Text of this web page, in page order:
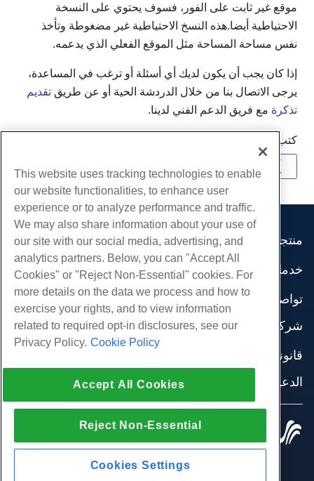
موقع غير ثابت على الفور، فسوف يحتوي على النسخة
الاحتياطية أيضا.هذه النسخ الاحتياطية غير مضغوطة وتأخذ
نفس مساحة المساحة مثل الموقع الفعلي الذي يدعمه.
إذا كان يجب أن يكون لديك أي أسئلة أو ترغب في المساعدة،
يرجى الاتصال بنا من خلال الدردشة الحية أو عن طريق تقديم
تذكرة مع فريق الدعم الفني لدينا.
كتب بواسطة
منتجات
استضافة الموقع
استضافة الأعمال
موزع استضافة
موزع العلامة البيضاء
إدارة لينكس VPS
لينكس غير المدارة VPS
نوافذ غير مُدارة VPS
خوادم السحابة
موازن التحميل
تخزين الكتلة
خدمات
هجرات الموقع
تواصل اجتماعي
وثائق المنتج
مدونة
شركة
اتصل بنا
مراكز البيانات
إنضم لبرنامج
قانوني
شروط الخدمة
تطبيق القانون
اتفاقية الشراكة
الدعم
الدردشة الحية معنا
افتح تذكرة الدعم
مراسلتنا على البريد الاليكتروني
This website uses tracking technologies to enable
our website functionalities, to enhance user
experience or to analyze performance and traffic.
We may also share information about your use of
our site with our social media, advertising, and
analytics partners. Below, you can "Accept All
Cookies" or "Reject Non-Essential" cookies. For
more details on the data we process and how to
exercise your rights, and to view information
related to required opt-in disclosures, see our
Privacy Policy. Cookie Policy
Accept All Cookies
Reject Non-Essential
Cookies Settings